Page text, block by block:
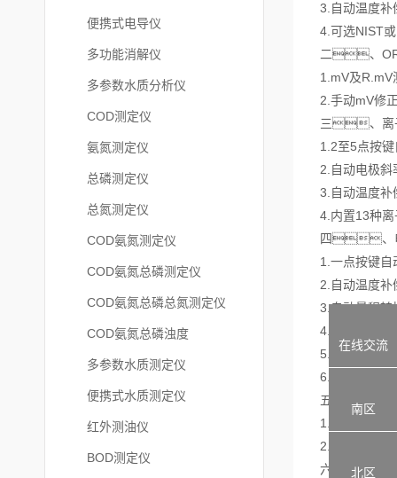
便携式电导仪
多功能消解仪
多参数水质分析仪
COD测定仪
氨氮测定仪
总磷测定仪
总氮测定仪
COD氨氮测定仪
COD氨氮总磷测定仪
COD氨氮总磷总氮测定仪
COD氨氮总磷浊度
多参数水质测定仪
便携式水质测定仪
红外测油仪
BOD测定仪
3.自动温度
4.可选NIST
二、
1.mV及
2.手动mV修
三、离
1.2至5点按
2.自动电极
3.自动温度补
4.内置13种
四、
1.一点按键
2.自动温度
3.自动量程
4.温度系数
5.TDS转换
6.电极常数设
五、
1.自动零点
2.盐度系数
六、
在线交流
南区
北区